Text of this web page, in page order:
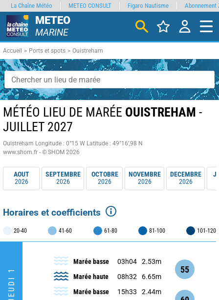
METEO
MARINE
Accueil Ports et spots Ouistreham
MÉTÉO LIEU DE MARÉE OUISTREHAM -
JUILLET 2027
Ouistreham Longitude : 0°15 W Latitude : 49°16’,98 N
www.shom.fr - © SHOM 2026
AOUT
2026
SEPTEMBRE
2026
OCTOBRE
2026
NOVEMBRE
2026
DECEMBRE
2026
Horaires et coefficients
20-40 41-60 61-80 81-100 101-120
JEUDI 1
Marée basse 03h04
2.53m
Marée haute
08h32 6.65m
55
Marée basse 15h33
2.44m
La Chaîne Météo METEO CONSULT Figaro Nautisme Abonnement